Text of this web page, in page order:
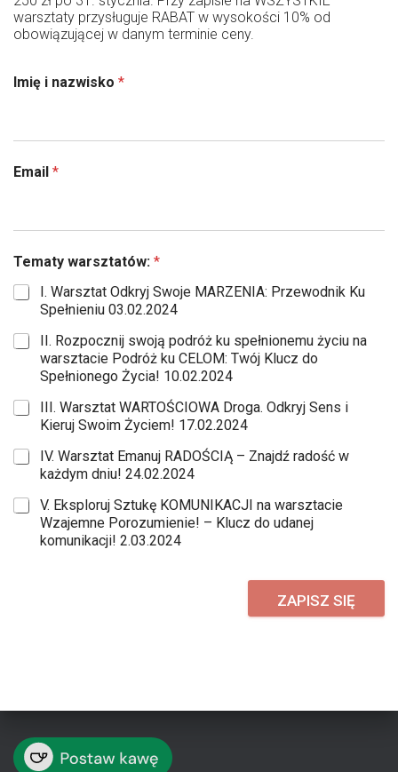
warsztaty przysługuje RABAT w wysokości 10% od
obowiązującej w danym terminie ceny.
Imię i nazwisko *
Email *
Tematy warsztatów: *
I. Warsztat Odkryj Swoje MARZENIA: Przewodnik Ku
Spełnieniu 03.02.2024
II. Rozpocznij swoją podróż ku spełnionemu życiu na
warsztacie Podróż ku CELOM: Twój Klucz do
Spełnionego Życia! 10.02.2024
III. Warsztat WARTOŚCIOWA Droga. Odkryj Sens i
Kieruj Swoim Życiem! 17.02.2024
IV. Warsztat Emanuj RADOŚCIĄ – Znajdź radość w
każdym dniu! 24.02.2024
V. Eksploruj Sztukę KOMUNIKACJI na warsztacie
Wzajemne Porozumienie! – Klucz do udanej
komunikacji! 2.03.2024
ZAPISZ SIĘ